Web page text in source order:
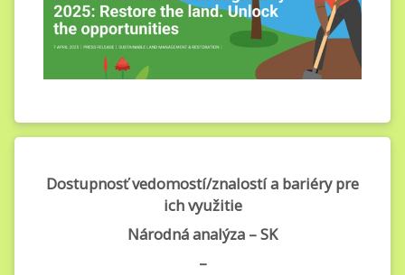
Dostupnosť
vedomostí-
bariéry pre
Dostupnosť vedomostí/znalostí a bariéry pre
ich využitie
Národná analýza – SK
–